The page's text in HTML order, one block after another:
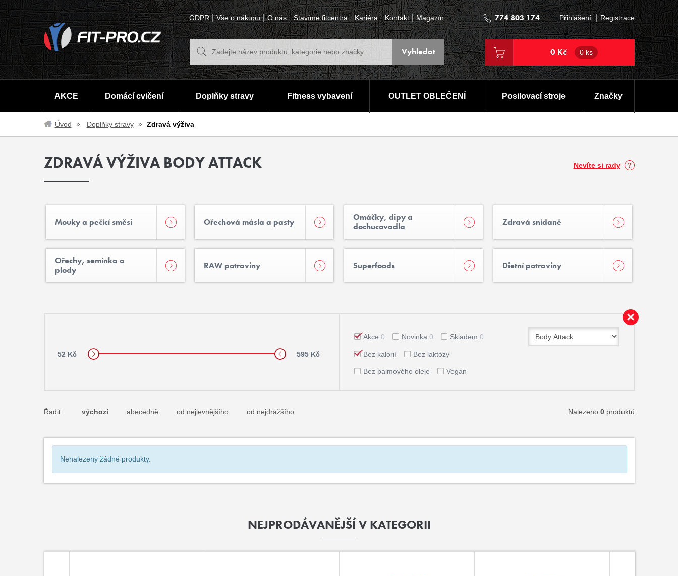
GDPR Vše o nákupu O nás Stavíme fitcentra Kariéra Kontakt Magazín 774 803 174 Přihlášení Registrace
0 Kč 0 ks
AKCE Domácí cvičení Doplňky stravy Fitness vybavení OUTLET OBLEČENÍ Posilovací stroje Značky
Úvod Doplňky stravy Zdravá výživa
ZDRAVÁ VÝŽIVA BODY ATTACK Nevíte si rady
Mouky a pečící směsi Ořechová másla a pasty
Omáčky, dipy a
dochucovadla
Zdravá snídaně
Ořechy, semínka a
plody
RAW potraviny Superfoods Dietní potraviny
52 Kč 595 Kč
Akce 0 Novinka 0 Skladem 0
Bez kalorií Bez laktózy
Bez palmového oleje Vegan
Řadit: výchozí abecedně od nejlevnějšího od nejdražšího Nalezeno 0produktů
Nenalezeny žádné produkty.
NEJPRODÁVANĚJŠÍ V KATEGORII